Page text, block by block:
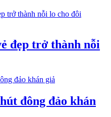
đẹp trở thành nỗi
đông đảo khán